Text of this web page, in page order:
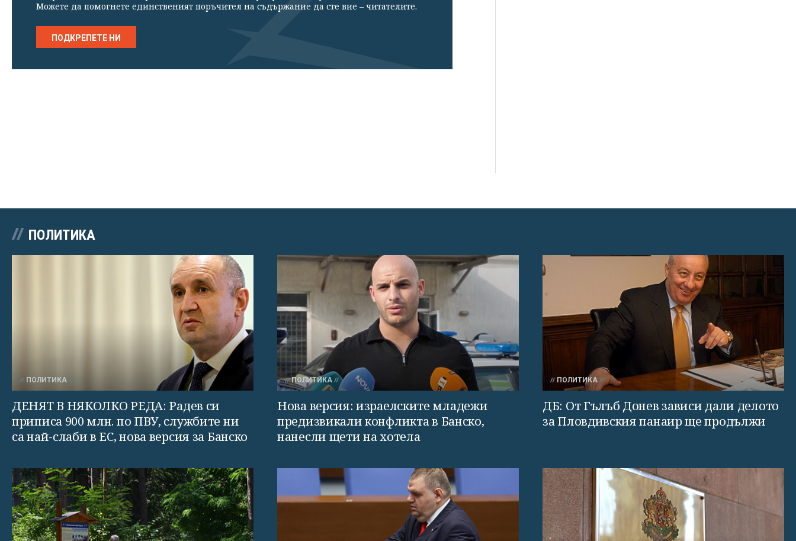
Можете да помогнете единственият поръчител на съдържание да сте вие – читателите.
ПОДКРЕПЕТЕ НИ
ПОЛИТИКА
ПОЛИТИКА
ДЕНЯТ В НЯКОЛКО РЕДА: Радев си
приписа 900 млн. по ПВУ, службите ни
са най-слаби в ЕС, нова версия за Банско
ПОЛИТИКА
Нова версия: израелските младежи
предизвикали конфликта в Банско,
нанесли щети на хотела
ПОЛИТИКА
ДБ: От Гълъб Донев зависи дали делото
за Пловдивския панаир ще продължи